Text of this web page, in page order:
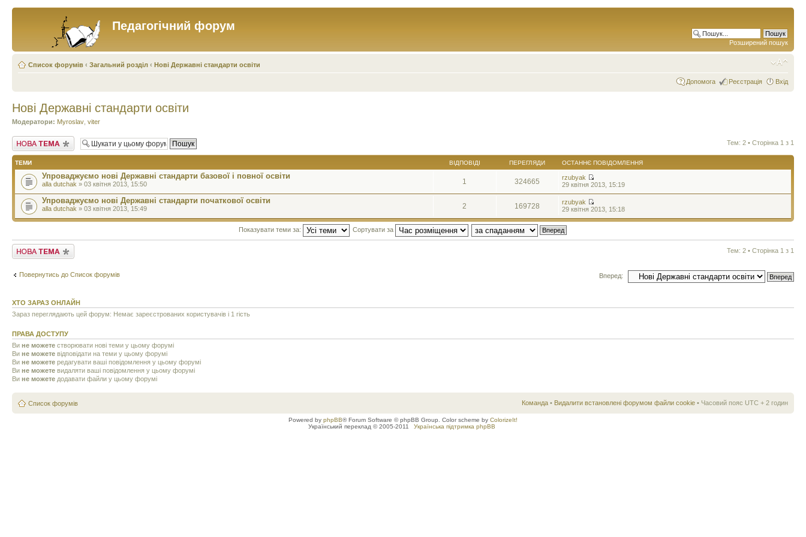
Педагогічний форум
Розширений пошук
Список форумів ‹ Загальний розділ ‹ Нові Державні стандарти освіти
Допомога Реєстрація Вхід
Нові Державні стандарти освіти
Модератори: Myroslav viter
Створити нову тему Тем: 2 • Сторінка 1 з 1
ТЕМИ ВІДПОВІДІ ПЕРЕГЛЯДИ ОСТАННЄ ПОВІДОМЛЕННЯ
Упроваджуємо нові Державні стандарти базової і повної освіти
alla dutchak » 03 квітня 2013, 15:50 1 324665
rzubyak
29 квітня 2013, 15:19
Упроваджуємо нові Державні стандарти початкової освіти
alla dutchak » 03 квітня 2013, 15:49 2 169728
rzubyak
29 квітня 2013, 15:18
Показувати теми за: Сортувати за
Створити нову тему Тем: 2 • Сторінка 1 з 1
Повернутись до Список форумів Вперед:
ХТО ЗАРАЗ ОНЛАЙН
Зараз переглядають цей форум: Немає зареєстрованих користувачів і 1 гість
ПРАВА ДОСТУПУ
Ви не можете створювати нові теми у цьому форумі
Ви не можете відповідати на теми у цьому форумі
Ви не можете редагувати ваші повідомлення у цьому форумі
Ви не можете видаляти ваші повідомлення у цьому форумі
Ви не можете додавати файли у цьому форумі
Список форумів Команда • Видалити встановлені форумом файли cookie • Часовий пояс UTC + 2 годин
Powered by phpBB® Forum Software © phpBB Group. Color scheme by ColorizeIt!
Український переклад © 2005-2011
Українська підтримка phpBB